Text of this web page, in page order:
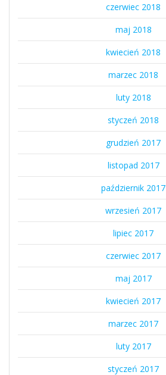
czerwiec 2018
maj 2018
kwiecień 2018
marzec 2018
luty 2018
styczeń 2018
grudzień 2017
listopad 2017
październik 2017
wrzesień 2017
lipiec 2017
czerwiec 2017
maj 2017
kwiecień 2017
marzec 2017
luty 2017
styczeń 2017